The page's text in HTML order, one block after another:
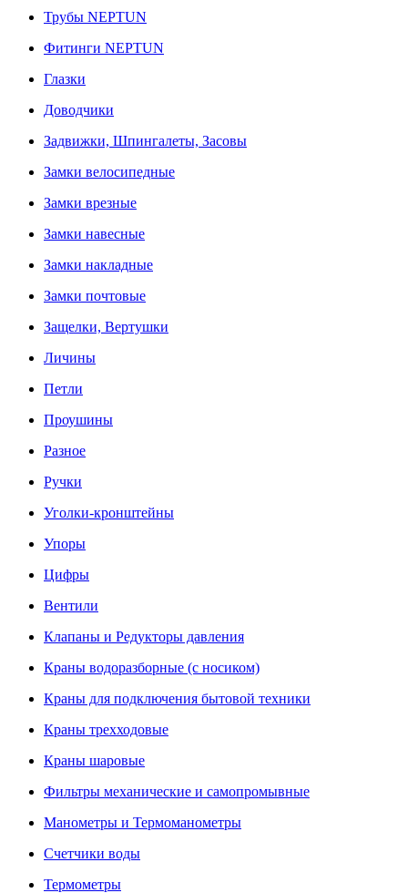
Трубы NEPTUN
Фитинги NEPTUN
Глазки
Доводчики
Задвижки, Шпингалеты, Засовы
Замки велосипедные
Замки врезные
Замки навесные
Замки накладные
Замки почтовые
Защелки, Вертушки
Личины
Петли
Проушины
Разное
Ручки
Уголки-кронштейны
Упоры
Цифры
Вентили
Клапаны и Редукторы давления
Краны водоразборные (с носиком)
Краны для подключения бытовой техники
Краны трехходовые
Краны шаровые
Фильтры механические и самопромывные
Манометры и Термоманометры
Счетчики воды
Термометры